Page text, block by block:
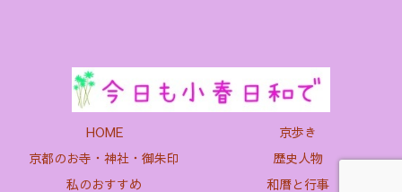
HOME
京歩き
京都のお寺・神社・御朱印
歴史人物
私のおすすめ
和暦と行事